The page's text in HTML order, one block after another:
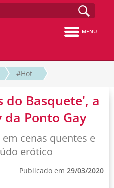
MENU
#Hot
do Basquete', a
da Ponto Gay
cenas quentes e
erótico
Publicado em 29/03/2020